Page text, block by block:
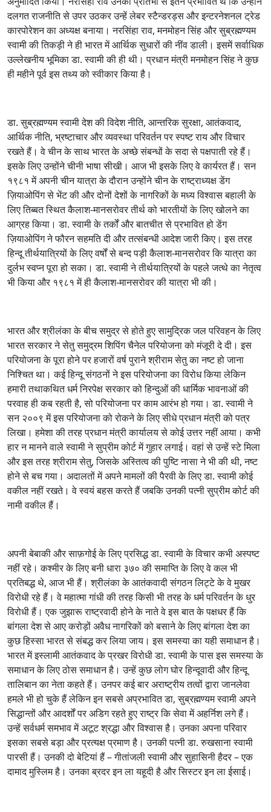
दलगत राजनीति से उपर उठकर उन्हें लेबर स्टैन्डरड्स और इन्टरनेशनल ट्रेड
कारपोरेशन का अध्यक्ष बनाया। नरसिंहा राव, मनमोहन सिंह और सुब्रह्मण्यम
स्वामी की तिकड़ी ने ही भारत में आर्थिक सुधारों की नींव डाली। इसमें सर्वाधिक
उल्लेखनीय भूमिका डा. स्वामी की ही थी। प्रधान मंत्री मनमोहन सिंह ने कुछ
ही महीने पूर्व इस तथ्य को स्वीकार किया है।
डा. सुब्रह्मण्यम स्वामी देश की विदेश नीति, आन्तरिक सुरक्षा, आतंकवाद,
आर्थिक नीति, भ्रष्टाचार और व्यवस्था परिवर्तन पर स्पष्ट राय और विचार
रखते हैं। वे चीन के साथ भारत के अच्छे संबन्धों के सदा से पक्षपाती रहे हैं।
इसके लिए उन्होंने चीनी भाषा सीखी। आज भी इसके लिए वे कार्यरत हैं। सन
१९८१ में अपनी चीन यात्रा के दौरान उन्होंने चीन के राष्ट्राध्यक्ष डेंग
ज़ियाओपिंग से भेंट की और दोनों देशों के नागरिकों के मध्य विश्वास बहाली के
लिए तिब्बत स्थित कैलाश-मानसरोवर तीर्थ को भारतीयों के लिए खोलने का
आग्रह किया। डा. स्वामी के तर्कों और बातचीत से प्रभावित हो डेंग
ज़ियाओपिंग ने फौरन सहमति दी और तत्संबन्धी आदेश जारी किए। इस तरह
हिन्दू तीर्थयात्रियों के लिए वर्षों से बन्द पड़ी कैलाश-मानसरोवर कि यात्रा का
दुर्लभ स्वप्न पूरा हो सका। डा. स्वामी ने तीर्थयात्रियों के पहले जत्थे का नेतृत्व
भी किया और १९८१ में ही कैलाश-मानसरोवर की यात्रा भी की।
भारत और श्रीलंका के बीच समुद्र से होते हुए सामुद्रिक जल परिवहन के लिए
भारत सरकार ने सेतु समुद्रम शिपिंग चैनेल परियोजना को मंजूरी दे दी। इस
परियोजना के पूरा होने पर हजारों वर्ष पुराने श्रीराम सेतु का नष्ट हो जाना
निश्चित था। कई हिन्दू संगठनों ने इस परियोजना का विरोध किया लेकिन
हमारी तथाकथित धर्म निरपेक्ष सरकार को हिन्दुओं की धार्मिक भावनाओं की
परवाह ही कब रहती है, सो परियोजना पर काम आरंभ हो गया। डा. स्वामी ने
सन २००९ में इस परियोजना को रोकने के लिए सीधे प्रधान मंत्री को पत्र
लिखा। हमेशा की तरह प्रधान मंत्री कार्यालय से कोई उत्तर नहीं आया। कभी
हार न मानने वाले स्वामी ने सुप्रीम कोर्ट में गुहार लगाई। वहां से उन्हें स्टे मिला
और इस तरह श्रीराम सेतु, जिसके अस्तित्व की पुष्टि नासा ने भी की थी, नष्ट
होने से बच गया। अदालतों में अपने मामलों की पैरवी के लिए डा. स्वामी कोई
वकील नहीं रखते। वे स्वयं बहस करते हैं जबकि उनकी पत्नी सुप्रीम कोर्ट की
नामी वकील हैं।
अपनी बेबाकी और साफ़गोई के लिए प्रसिद्ध डा. स्वामी के विचार कभी अस्पष्ट
नहीं रहे। कश्मीर के लिए बनी धारा ३७० की समाप्ति के लिए वे कल भी
प्रतिबद्ध थे, आज भी हैं। श्रीलंका के आतंकवादी संगठन लिट्टे के वे मुखर
विरोधी रहे हैं। वे महात्मा गांधी की तरह किसी भी तरह के धर्म परिवर्तन के धुर
विरोधी हैं। एक जुझारू राष्ट्रवादी होने के नाते वे इस बात के पक्षधर हैं कि
बांगला देश से आए करोड़ों अवैध नागरिकों को बसाने के लिए बांगला देश का
कुछ हिस्सा भारत से संबद्ध कर लिया जाय। इस समस्या का यही समाधान है।
भारत में इस्लामी आतंकवाद के प्रखर विरोधी डा. स्वामी के पास इस समस्या के
समाधान के लिए ठोस समाधान है। उन्हें कुछ लोग घोर हिन्दूवादी और हिन्दू
तालिबान का नेता कहते हैं। उनपर कई बार अराष्ट्रीय तत्वों द्वारा जानलेवा
हमले भी हो चुके हैं लेकिन इन सबसे अप्रभावित डा, सुब्रह्मण्यम स्वामी अपने
सिद्धान्तों और आदर्शों पर अडिग रहते हुए राष्ट्र कि सेवा में अहर्निश लगे हैं।
उन्हें सर्वधर्म समभाव में अटूट श्रद्धा और विश्वास है। उनका अपना परिवार
इसका सबसे बड़ा और प्रत्यक्ष प्रमाण है। उनकी पत्नी डा. रुखसाना स्वामी
पारसी हैं। उनकी दो बेटियां हैं – गीतांजली स्वामी और सुहासिनी हैदर – एक
दामाद मुस्लिम है। उनका ब्रदर इन ला यहूदी है और सिस्टर इन ला ईसाई।